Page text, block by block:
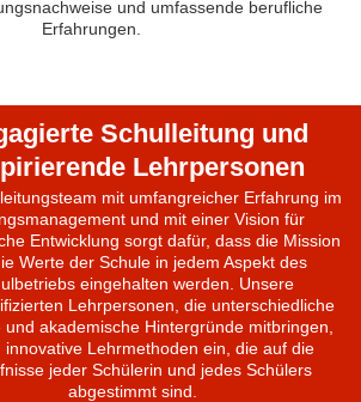
und umfassende berufliche
Erfahrungen.
Schulleitung und
Lehrpersonen
mit umfangreicher Erfahrung im
und mit einer Vision für
Entwicklung sorgt dafür, dass die Mission
Werte der Schule in jedem Aspekt des
eingehalten werden. Unsere
Lehrpersonen, die unterschiedliche
und akademische Hintergründe mitbringen,
innovative Lehrmethoden ein, die auf die
jeder Schülerin und jedes Schülers
abgestimmt sind.